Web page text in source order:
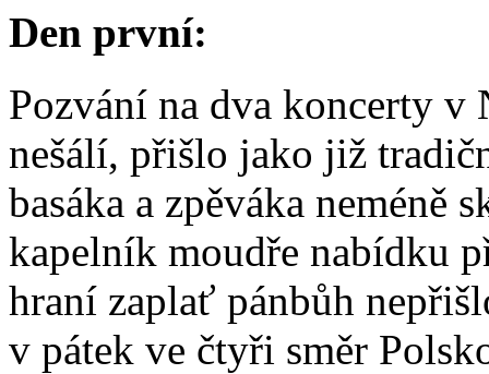
Den první:
Pozvání na dva koncerty v
nešálí, přišlo jako již
basáka a zpěváka neméně
kapelník moudře nabídku
hraní zaplať pánbůh
v pátek ve čtyři směr